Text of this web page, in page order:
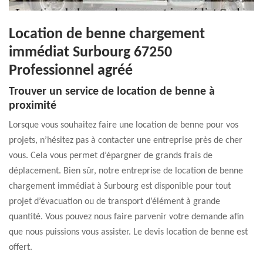
Location de benne chargement
immédiat Surbourg 67250
Professionnel agréé
Trouver un service de location de benne à
proximité
Lorsque vous souhaitez faire une location de benne pour vos
projets, n’hésitez pas à contacter une entreprise près de cher
vous. Cela vous permet d’épargner de grands frais de
déplacement. Bien sûr, notre entreprise de location de benne
chargement immédiat à Surbourg est disponible pour tout
projet d’évacuation ou de transport d’élément à grande
quantité. Vous pouvez nous faire parvenir votre demande afin
que nous puissions vous assister. Le devis location de benne est
offert.